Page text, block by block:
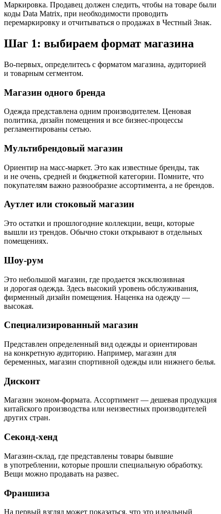
Маркировка. Продавец должен следить, чтобы на товаре были
коды Data Matrix, при необходимости проводить
перемаркировку и отчитываться о продажах в Честный Знак.
Шаг 1: выбираем формат магазина
Во-первых, определитесь с форматом магазина, аудиторией
и товарным сегментом.
Магазин одного бренда
Одежда представлена одним производителем. Ценовая
политика, дизайн помещения и все бизнес-процессы
регламентированы сетью.
Мультибрендовый магазин
Ориентир на масс-маркет. Это как известные бренды, так
и не очень, средней и бюджетной категории. Помните, что
покупателям важно разнообразие ассортимента, а не брендов.
Аутлет или стоковый магазин
Это остатки и прошлогодние коллекции, вещи, которые
вышли из трендов. Обычно стоки открывают в отдельных
помещениях.
Шоу-рум
Это небольшой магазин, где продается эксклюзивная
и дорогая одежда. Здесь высокий уровень обслуживания,
фирменный дизайн помещения. Наценка на одежду —
высокая.
Специализированный магазин
Представлен определенный вид одежды и ориентирован
на конкретную аудиторию. Например, магазин для
беременных, магазин спортивной одежды или нижнего белья.
Дисконт
Магазин эконом-формата. Ассортимент — дешевая продукция
китайского производства или неизвестных производителей
других стран.
Секонд-хенд
Магазин-склад, где представлены товары бывшие
в употреблении, которые прошли специальную обработку.
Вещи можно продавать на развес.
Франшиза
На первый взгляд может показаться, что это идеальный